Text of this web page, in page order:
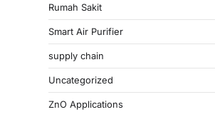
Rumah Sakit
Smart Air Purifier
supply chain
Uncategorized
ZnO Applications